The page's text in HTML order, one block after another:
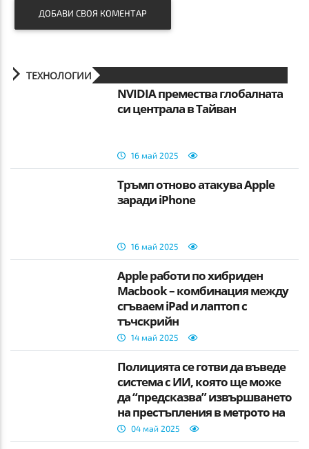
ДОБАВИ СВОЯ КОМЕНТАР
ТЕХНОЛОГИИ
NVIDIA премества глобалната
си централа в Тайван
16 май 2025
Тръмп отново атакува Apple
заради iPhone
16 май 2025
Apple работи по хибриден
Macbook – комбинация между
сгъваем iPad и лаптоп с
тъчскрийн
14 май 2025
Полицията се готви да въведе
система с ИИ, която ще може
да “предсказва” извършването
на престъпления в метрото на
Ню Йорк
04 май 2025